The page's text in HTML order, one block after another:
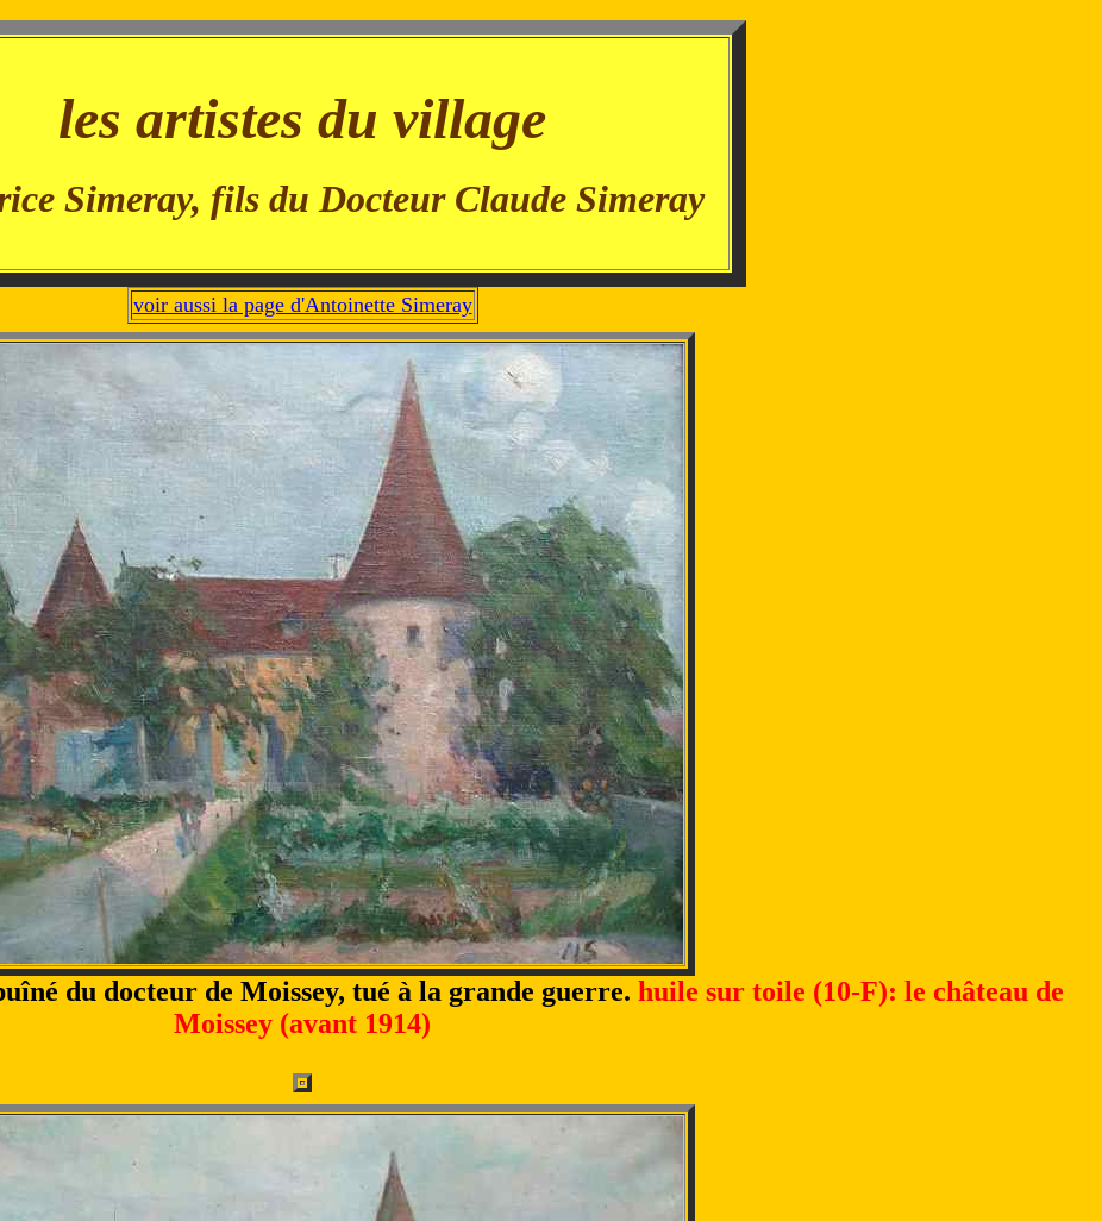
les artistes du village
Simeray, fils du Docteur Claude Simeray
voir aussi la page d'Antoinette Simeray
du docteur de Moissey, tué à la grande guerre. huile sur toile (10-F): le château de
Moissey (avant 1914)